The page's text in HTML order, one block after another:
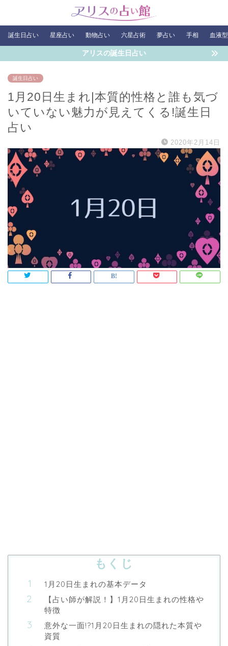
誕生日占い 星座占い 動物占い 六星占術 夢占い 手相 血液
アリスの誕生日占い
誕生日占い
1月20日生まれ|本質的性格と誰も気づ
いていない魅力が見えてくる!誕生日
占い
2020年2月14日
もくじ
1月20日生まれの基本データ
【占い師が解説！】1月20日生まれの性格や
特徴
意外な一面!?1月20日生まれの隠れた本質や
資質